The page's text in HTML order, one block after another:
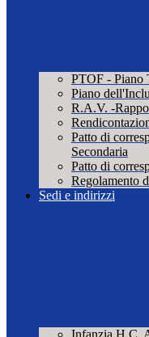
PTOF - Piano
Piano
R.A.V. -
Patto di
Secondaria
Patto di
Regolamento
Sedi e indirizzi